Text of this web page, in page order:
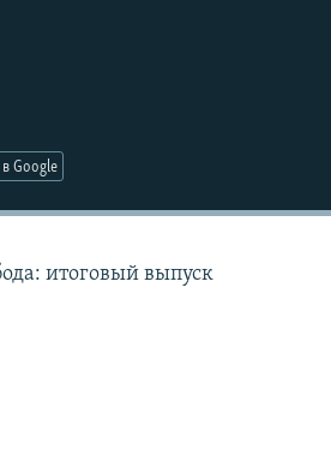
Google
итоговый выпуск